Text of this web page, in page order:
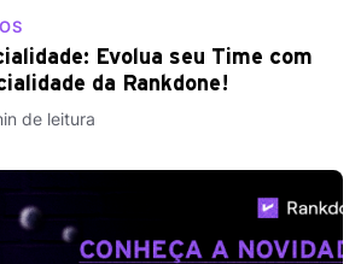
Evolua seu Time com
da Rankdone!
de leitura